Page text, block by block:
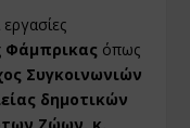
Φάμπρικας όπως
Συγκοινωνιών
δημοτικών